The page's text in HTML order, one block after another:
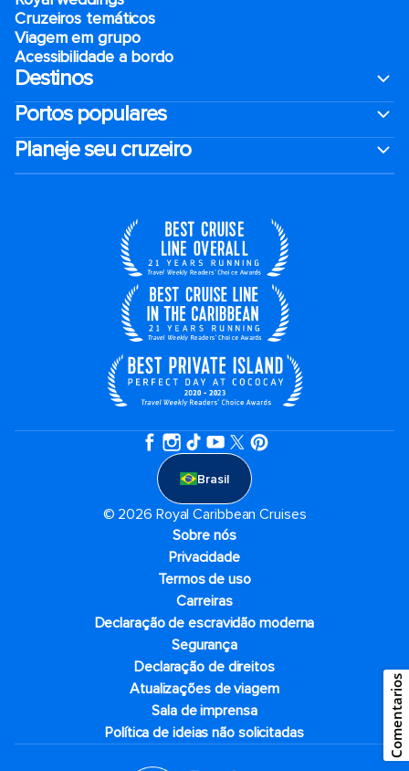
Cruzeiros temáticos
Viagem em grupo
Acessibilidade a bordo
Destinos
Portos populares
Planeje seu cruzeiro
Brasil
© 2026 Royal Caribbean Cruises
Sobre nós
Privacidade
Termos de uso
Carreiras
Declaração de escravidão moderna
Segurança
Declaração de direitos
Atualizações de viagem
Sala de imprensa
Política de ideias não solicitadas
Comentarios